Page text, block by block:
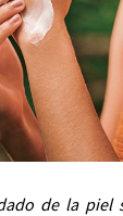
de la piel